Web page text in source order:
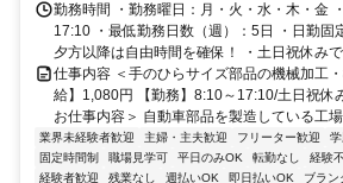
勤務時間 ・勤務曜日：月・火・水・木・金
17:10 ・最低勤務日数（週）：5日 ・日勤固
夕方以降は自由時間を確保！ ・土日祝休み
仕事内容 ＜手のひらサイズ部品の機械加工
給】1,080円 【勤務】8:10～17:10/土日祝休
お仕事内容＞ 自動車部品を製造している工
業界未経験者歓迎 主婦・主夫歓迎 フリーター歓迎
固定時間制
職場見学可 平日のみOK 転勤なし 経験
経験者歓迎
残業なし 週払いOK 即日払いOK ブラン